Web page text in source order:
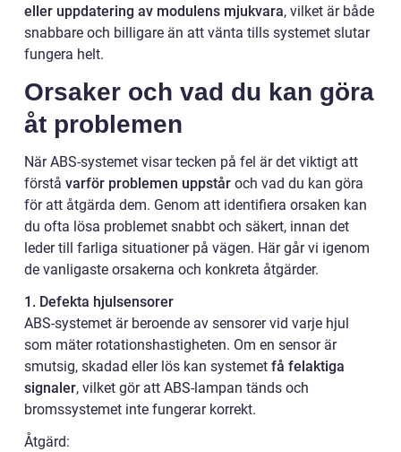
eller uppdatering av modulens mjukvara, vilket är både
snabbare och billigare än att vänta tills systemet slutar
fungera helt.
Orsaker och vad du kan göra
åt problemen
När ABS-systemet visar tecken på fel är det viktigt att
förstå varför problemen uppstår och vad du kan göra
för att åtgärda dem. Genom att identifiera orsaken kan
du ofta lösa problemet snabbt och säkert, innan det
leder till farliga situationer på vägen. Här går vi igenom
de vanligaste orsakerna och konkreta åtgärder.
1. Defekta hjulsensorer
ABS-systemet är beroende av sensorer vid varje hjul
som mäter rotationshastigheten. Om en sensor är
smutsig, skadad eller lös kan systemet få felaktiga
signaler, vilket gör att ABS-lampan tänds och
bromssystemet inte fungerar korrekt.
Åtgärd: